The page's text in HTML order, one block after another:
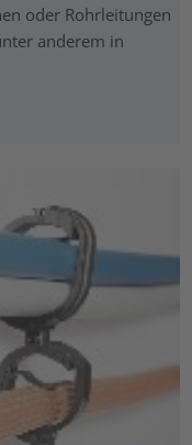
oder Rohrleitungen
anderem in